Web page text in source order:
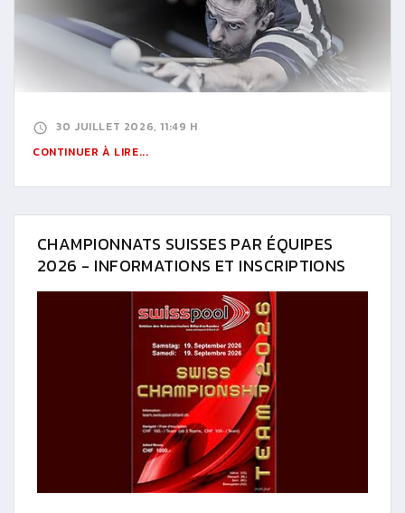
30 JUILLET 2026, 11:49 H
CONTINUER À LIRE...
CHAMPIONNATS SUISSES PAR ÉQUIPES
2026 - INFORMATIONS ET INSCRIPTIONS